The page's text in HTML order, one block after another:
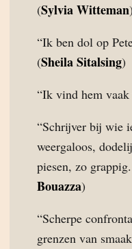
(Sylvia Witteman)
“Ik ben dol op
(Sheila Sitalsing)
“Ik vind hem
“Schrijver bij wie
weergaloos,
piesen, zo
Bouazza)
“Scherpe
grenzen van